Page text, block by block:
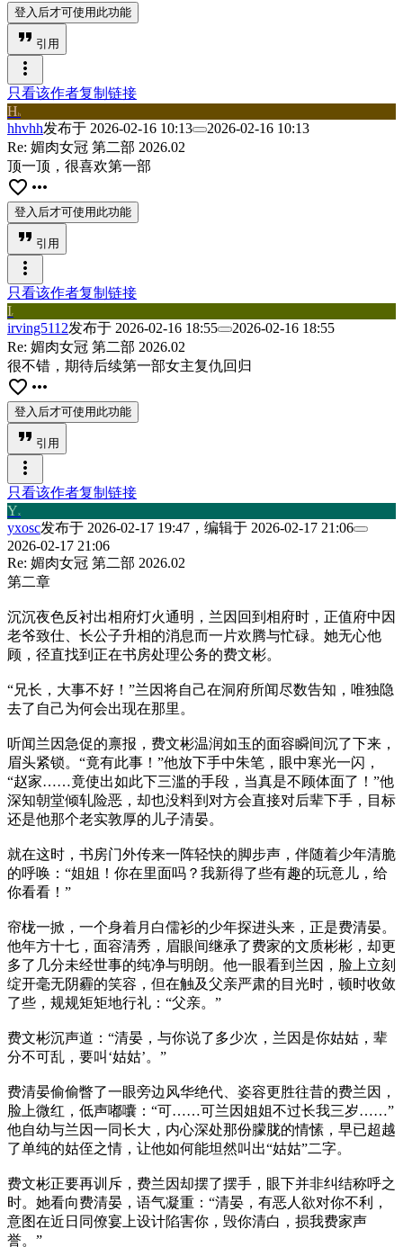
登入后才可使用此功能
format_quote 引用
more_vert
只看该作者复制链接
Hh
hhvhh发布于 2026-02-16 10:13
2026-02-16 10:13
Re: 媚肉女冠 第二部 2026.02
顶一顶，很喜欢第一部
favorite_border more_horiz
登入后才可使用此功能
format_quote 引用
more_vert
只看该作者复制链接
Ir
irving5112发布于 2026-02-16 18:55
2026-02-16 18:55
Re: 媚肉女冠 第二部 2026.02
很不错，期待后续第一部女主复仇回归
favorite_border more_horiz
登入后才可使用此功能
format_quote 引用
more_vert
只看该作者复制链接
Yx
yxosc发布于 2026-02-17 19:47 ，编辑于 2026-02-17 21:06
2026-02-17 21:06
Re: 媚肉女冠 第二部 2026.02
第二章
沉沉夜色反衬出相府灯火通明，兰因回到相府时，正值府中因
老爷致仕、长公子升相的消息而一片欢腾与忙碌。她无心他
顾，径直找到正在书房处理公务的费文彬。
“兄长，大事不好！”兰因将自己在洞府所闻尽数告知，唯独隐
去了自己为何会出现在那里。
听闻兰因急促的禀报，费文彬温润如玉的面容瞬间沉了下来，
眉头紧锁。“竟有此事！”他放下手中朱笔，眼中寒光一闪，
“赵家……竟使出如此下三滥的手段，当真是不顾体面了！”他
深知朝堂倾轧险恶，却也没料到对方会直接对后辈下手，目标
还是他那个老实敦厚的儿子清晏。
就在这时，书房门外传来一阵轻快的脚步声，伴随着少年清脆
的呼唤：“姐姐！你在里面吗？我新得了些有趣的玩意儿，给
你看看！”
帘栊一掀，一个身着月白儒衫的少年探进头来，正是费清晏。
他年方十七，面容清秀，眉眼间继承了费家的文质彬彬，却更
多了几分未经世事的纯净与明朗。他一眼看到兰因，脸上立刻
绽开毫无阴霾的笑容，但在触及父亲严肃的目光时，顿时收敛
了些，规规矩矩地行礼：“父亲。”
费文彬沉声道：“清晏，与你说了多少次，兰因是你姑姑，辈
分不可乱，要叫‘姑姑’。”
费清晏偷偷瞥了一眼旁边风华绝代、姿容更胜往昔的费兰因，
脸上微红，低声嘟囔：“可……可兰因姐姐不过长我三岁……”
他自幼与兰因一同长大，内心深处那份朦胧的情愫，早已超越
了单纯的姑侄之情，让他如何能坦然叫出“姑姑”二字。
费文彬正要再训斥，费兰因却摆了摆手，眼下并非纠结称呼之
时。她看向费清晏，语气凝重：“清晏，有恶人欲对你不利，
意图在近日同僚宴上设计陷害你，毁你清白，损我费家声
誉。”